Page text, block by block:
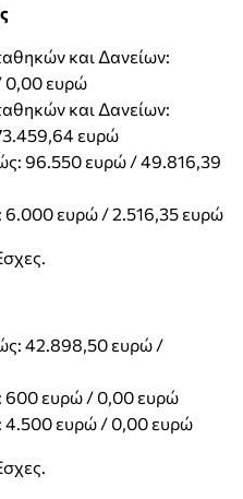
και Δανείων:
0,00 ευρώ
και Δανείων:
ευρώ
96.550 ευρώ / 49.816,39
6.000 ευρώ / 2.516,35 ευρώ
42.898,50 ευρώ /
600 ευρώ / 0,00 ευρώ
4.500 ευρώ / 0,00 ευρώ